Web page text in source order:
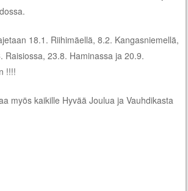
18.1. Riihimäellä, 8.2. Kangasniemellä,
Raisiossa, 23.8. Haminassa ja 20.9.
!!!!
myös kaikille Hyvää Joulua ja Vauhdikasta